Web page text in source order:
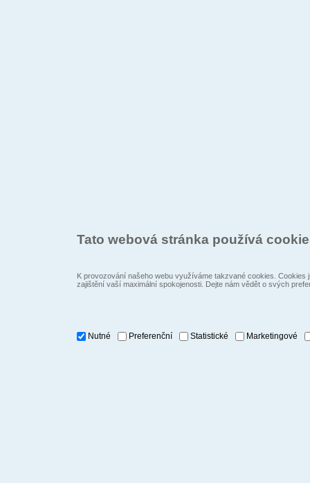
Tato webová stránka používá
K provozování našeho webu využíváme takzvané cookies.
zajištění vaší maximální spokojenosti. Dejte nám vědět o svých
Nutné Preferenční Statistické Marketingové